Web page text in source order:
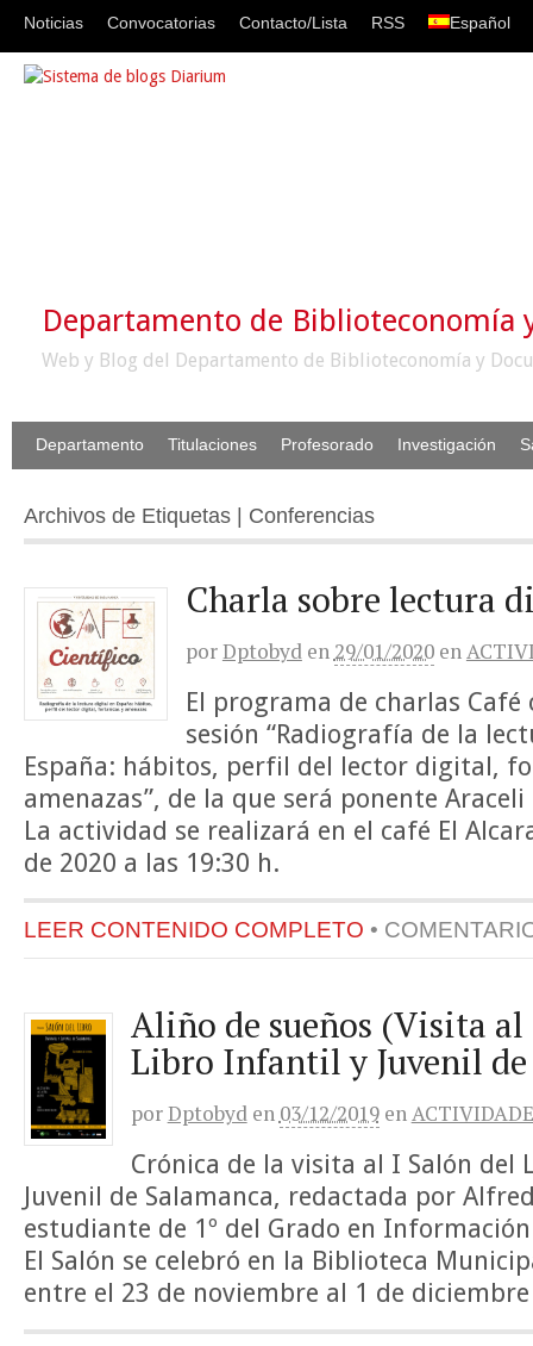
Noticias Convocatorias Contacto/Lista RSS Español
Departamento de Biblioteconomía
Web y Blog del Departamento de Biblioteconomía y
Departamento Titulaciones Profesorado Investigación
Archivos de Etiquetas | Conferencias
Charla sobre lectura
porDptobyd en 29/01/2020 en
El programa de charlas
sesión “Radiografía de la
España: hábitos, perfil del lector digital,
amenazas”, de la que será ponente
La actividad se realizará en el café El
de 2020 a las 19:30 h.
LEER CONTENIDO COMPLETO •
Aliño de sueños (Visita al
Libro Infantil y Juvenil de
porDptobyd en 03/12/2019 en
Crónica de la visita al I Salón
Juvenil de Salamanca, redactada por
estudiante de 1º del Grado en
El Salón se celebró en la Biblioteca
entre el 23 de noviembre al 1 de